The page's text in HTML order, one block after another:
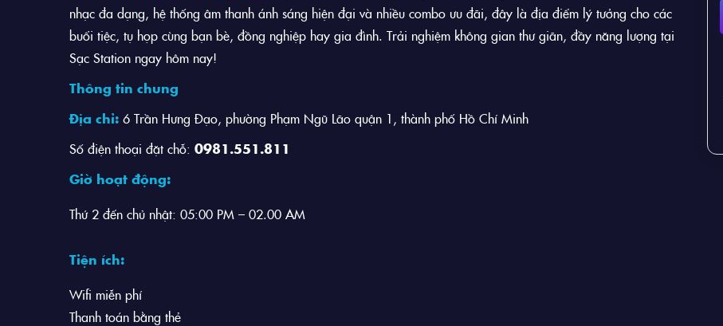
nhạc đa dạng, hệ thống âm thanh ánh sáng hiện đại và nhiều combo ưu đãi, đây là địa điểm lý tưởng cho các
buổi tiệc, tụ họp cùng bạn bè, đồng nghiệp hay gia đình. Trải nghiệm không gian thư giãn, đầy năng lượng tại
Sạc Station ngay hôm nay!
Thông tin chung
Địa chỉ: 6 Trần Hưng Đạo, phường Phạm Ngũ Lão quận 1, thành phố Hồ Chí Minh
Số điện thoại đặt chỗ: 0981.551.811
Giờ hoạt động:
Thứ 2 đến chủ nhật: 05:00 PM – 02.00 AM
Tiện ích:
Wifi miễn phí
Thanh toán bằng thẻ